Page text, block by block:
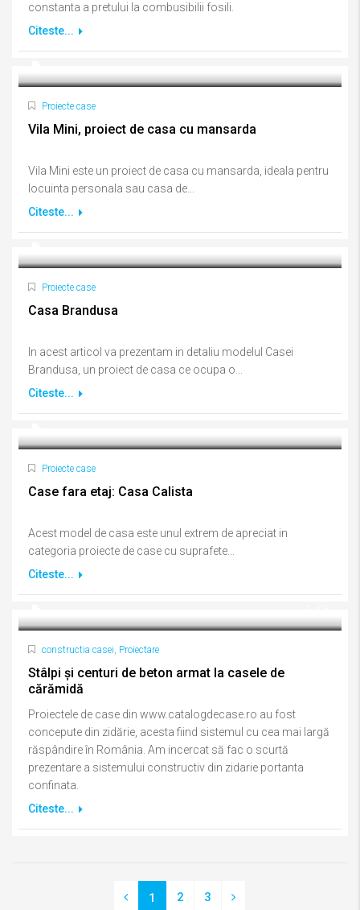
constanta a pretului la combusibilii fosili.
Citeste...
Proiecte case
Vila Mini, proiect de casa cu mansarda
Vila Mini este un proiect de casa cu mansarda, ideala pentru
locuinta personala sau casa de...
Citeste...
Proiecte case
Casa Brandusa
In acest articol va prezentam in detaliu modelul Casei
Brandusa, un proiect de casa ce ocupa o...
Citeste...
Proiecte case
Case fara etaj: Casa Calista
Acest model de casa este unul extrem de apreciat in
categoria proiecte de case cu suprafete...
Citeste...
constructia casei, Proiectare
Stâlpi și centuri de beton armat la casele de
cărămidă
Proiectele de case din www.catalogdecase.ro au fost
concepute din zidărie, acesta fiind sistemul cu cea mai largă
răspândire în România. Am incercat să fac o scurtă
prezentare a sistemului constructiv din zidarie portanta
confinata.
Citeste...
1 2 3